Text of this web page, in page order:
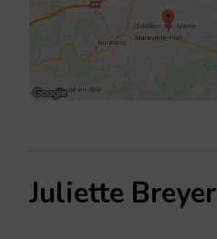
Juliette Breyer